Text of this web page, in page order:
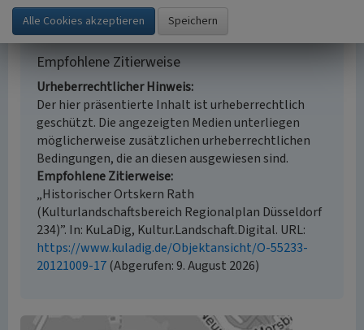
Empfohlene Zitierweise
Urheberrechtlicher Hinweis
Der hier präsentierte Inhalt ist urheberrechtlich
geschützt. Die angezeigten Medien unterliegen
möglicherweise zusätzlichen urheberrechtlichen
Bedingungen, die an diesen ausgewiesen sind.
Empfohlene Zitierweise
„Historischer Ortskern Rath
(Kulturlandschaftsbereich Regionalplan Düsseldorf
234)”. In: KuLaDig, Kultur.Landschaft.Digital. URL:
https://www.kuladig.de/Objektansicht/O-55233-
20121009-17(Abgerufen: 9. August 2026)